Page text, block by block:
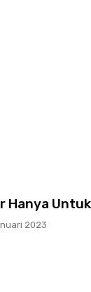
Hanya
2023